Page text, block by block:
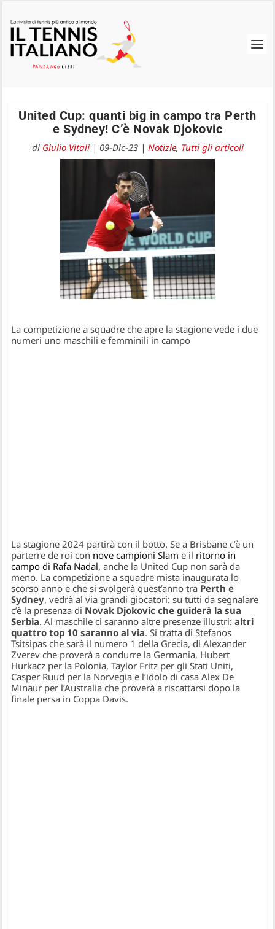
United Cup: quanti big in campo tra Perth
e Sydney! C’è Novak Djokovic
di Giulio Vitali| 09-Dic-23| Notizie, Tutti gli articoli
La competizione a squadre che apre la stagione vede i due
numeri uno maschili e femminili in campo
La stagione 2024 partirà con il botto. Se a Brisbane c’è un
parterre de roi con nove campioni Slam e il ritorno in
campo di Rafa Nadal, anche la United Cup non sarà da
meno. La competizione a squadre mista inaugurata lo
scorso anno e che si svolgerà quest’anno tra Perth e
Sydney, vedrà al via grandi giocatori: su tutti da segnalare
c’è la presenza di Novak Djokovic che guiderà la sua
Serbia. Al maschile ci saranno altre presenze illustri:altri
quattro top 10 saranno al via. Si tratta di Stefanos
Tsitsipas che sarà il numero 1 della Grecia, di Alexander
Zverev che proverà a condurre la Germania, Hubert
Hurkacz per la Polonia, Taylor Fritz per gli Stati Uniti,
Casper Ruud per la Norvegia e l’idolo di casa Alex De
Minaur per l’Australia che proverà a riscattarsi dopo la
finale persa in Coppa Davis.